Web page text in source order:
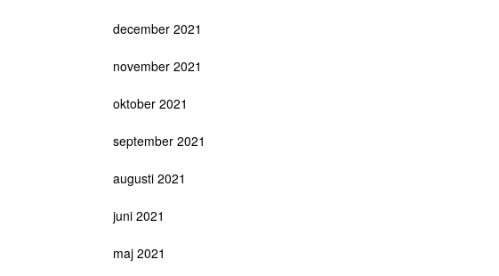
december 2021
november 2021
oktober 2021
september 2021
augusti 2021
juni 2021
maj 2021